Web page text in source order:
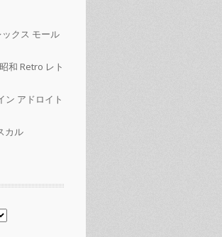
クス モール
和 Retro レト
ン アドロイト
カル